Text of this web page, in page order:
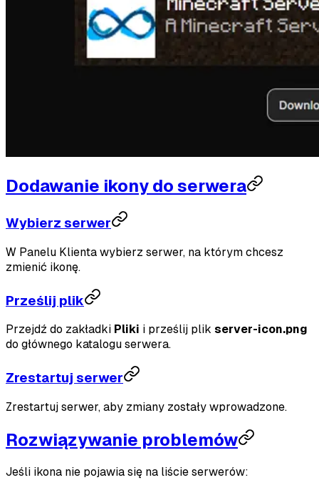
Dodawanie ikony do serwera
Wybierz serwer
W Panelu Klienta wybierz serwer, na którym chcesz
zmienić ikonę.
Prześlij plik
Przejdź do zakładki Pliki i prześlij plik server-icon.png
do głównego katalogu serwera.
Zrestartuj serwer
Zrestartuj serwer, aby zmiany zostały wprowadzone.
Rozwiązywanie problemów
Jeśli ikona nie pojawia się na liście serwerów: